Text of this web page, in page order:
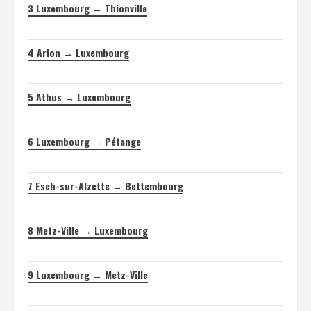
3 Luxembourg → Thionville
4 Arlon → Luxembourg
5 Athus → Luxembourg
6 Luxembourg → Pétange
7 Esch-sur-Alzette → Bettembourg
8 Metz-Ville → Luxembourg
9 Luxembourg → Metz-Ville